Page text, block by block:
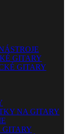
GITARY
GITARY
NA GITARY
GITARY